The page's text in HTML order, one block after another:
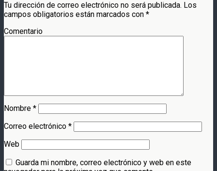
Tu dirección de correo electrónico no será publicada. Los
campos obligatorios están marcados con *
Comentario
Nombre *
Correo electrónico *
Web
Guarda mi nombre, correo electrónico y web en este